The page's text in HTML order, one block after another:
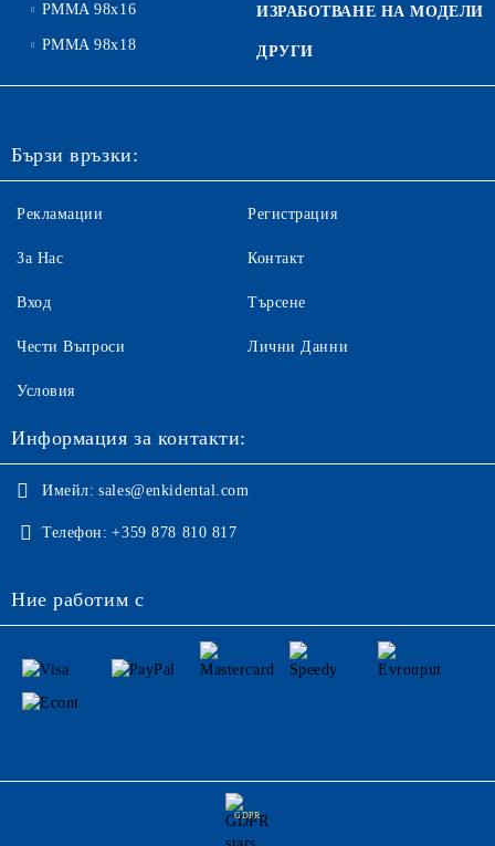
PMMA 98x16
PMMA 98x18
ИЗРАБОТВАНЕ НА МОДЕЛИ
ДРУГИ
Бързи връзки:
Рекламации
За Нас
Вход
Чести Въпроси
Регистрация
Контакт
Търсене
Лични Данни
Условия
Информация за контакти:
Имейл: sales@enkidental.com
Телефон: +359 878 810 817
Ние работим с
GDPR